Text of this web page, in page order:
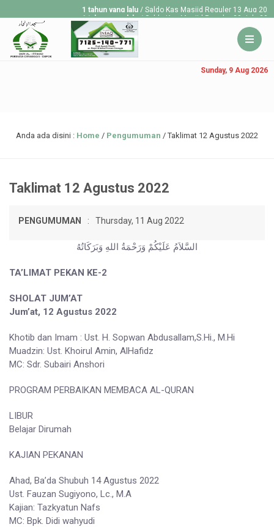
1 tahun yang lalu/ Saldo Kas Masjid Reguler 13 Aug 2025
1 tahun yang lalu/ Saldo Kas Masjid Reguler 30 July 2025
1 tahun yang lalu / Saldo Kas Masjid Reguler 23 July 2025
Sunday, 9 Aug 2026
Anda ada disini : Home / Pengumuman /Taklimat 12 Agustus 2022
Taklimat 12 Agustus 2022
PENGUMUMAN : Thursday, 11 Aug 2022
السَّلاَمُ عَلَيْكُمْ وَرَحْمَةُ اللهِ وَبَرَكَاتُهُ
TA’LIMAT PEKAN KE-2
SHOLAT JUM’AT
Jum’at, 12 Agustus 2022
Khotib dan Imam : Ust. H. Sopwan Abdusallam,S.Hi., M.Hi
Muadzin: Ust. Khoirul Amin, AlHafidz
MC: Sdr. Subairi Anshori
PROGRAM PERBAIKAN MEMBACA AL-QURAN
LIBUR
Belajar Dirumah
KAJIAN PEKANAN
Ahad, Ba’da Shubuh 14 Agustus 2022
Ust. Fauzan Sugiyono, Lc., M.A
Kajian: Tazkyatun Nafs
MC: Bpk. Didi wahyudi